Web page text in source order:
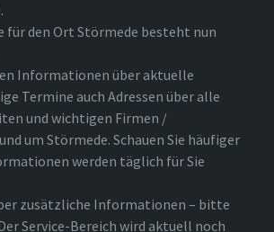
für den Ort Störmede besteht nun
Informationen über aktuelle
Termine auch Adressen über alle
und wichtigen Firmen /
um Störmede. Schauen Sie häufiger
werden täglich für Sie
zusätzliche Informationen – bitte
Service-Bereich wird aktuell noch